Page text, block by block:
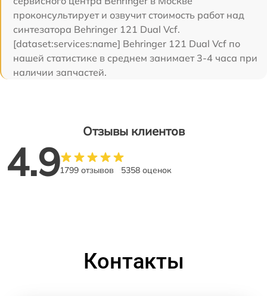
проконсультирует и озвучит стоимость работ над
синтезатора Behringer 121 Dual Vcf.
[dataset:services:name] Behringer 121 Dual Vcf по
нашей статистике в среднем занимает 3-4 часа при
наличии запчастей.
Отзывы клиентов
4.91799 отзывов 5358 оценок
Контакты